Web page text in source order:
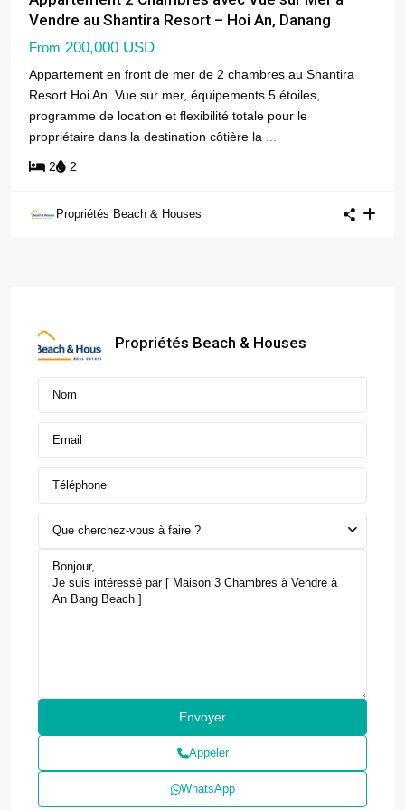
Vendre au Shantira Resort – Hoi An, Danang
From 200,000 USD
Appartement en front de mer de 2 chambres au Shantira
Resort Hoi An. Vue sur mer, équipements 5 étoiles,
programme de location et flexibilité totale pour le
propriétaire dans la destination côtière la
2 2
Propriétés Beach & Houses
Propriétés Beach & Houses
Que cherchez-vous à faire ?
Appeler
WhatsApp